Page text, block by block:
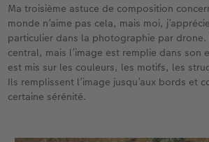
Ma troisième astuce de composition
monde n’aime pas cela, mais moi,
particulier dans la photographie par drone.
central, mais l’image est remplie dans son
est mis sur les couleurs, les motifs, les
Ils remplissent l’image jusqu’aux bords et
certaine sérénité.